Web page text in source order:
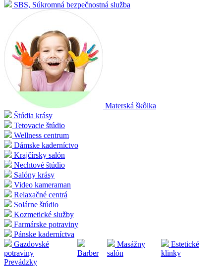
SBS, Súkromná bezpečnostná služba
Materská škôlka
Štúdia krásy
Tetovacie štúdio
Wellness centrum
Dámske kaderníctvo
Krajčírsky salón
Nechtové štúdio
Salóny krásy
Video kameraman
Relaxačné centrá
Solárne štúdio
Kozmetické služby
Farmárske potraviny
Pánske kaderníctva
Gazdovské
potraviny
Barber
Masážny
salón
Estetické
klinky
Prevádzky